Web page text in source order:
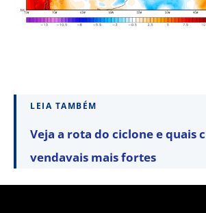
LEIA TAMBÉM
Veja a rota do ciclone e quais
vendavais mais fortes